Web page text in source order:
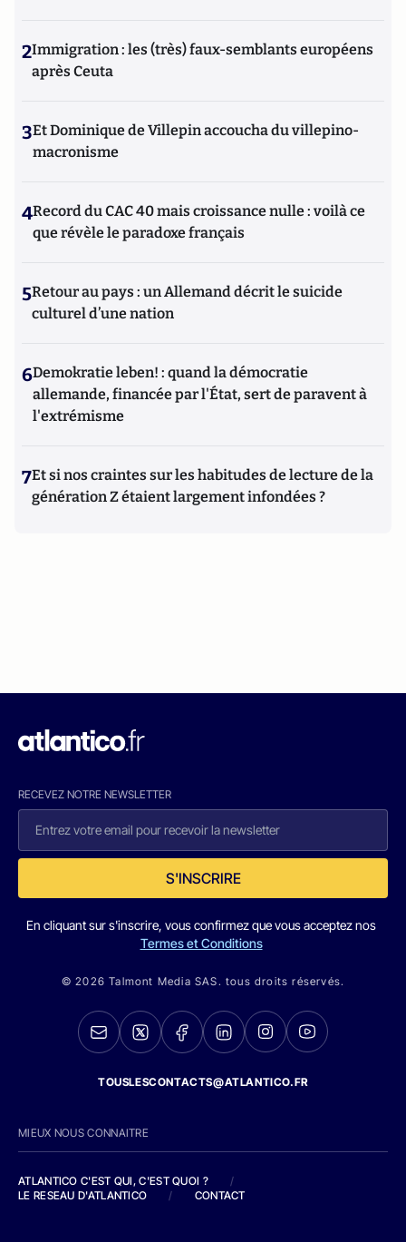
2Immigration : les (très) faux-semblants européens
après Ceuta
3Et Dominique de Villepin accoucha du villepino-
macronisme
4Record du CAC 40 mais croissance nulle : voilà ce
que révèle le paradoxe français
5Retour au pays : un Allemand décrit le suicide
culturel d’une nation
6Demokratie leben! : quand la démocratie
allemande, financée par l'État, sert de paravent à
l'extrémisme
7Et si nos craintes sur les habitudes de lecture de la
génération Z étaient largement infondées ?
RECEVEZ NOTRE NEWSLETTER
S'INSCRIRE
En cliquant sur s'inscrire, vous confirmez que vous acceptez nos
Termes et Conditions
© 2026 Talmont Media SAS. tous droits réservés.
TOUSLESCONTACTS@ATLANTICO.FR
MIEUX NOUS CONNAITRE
ATLANTICO C'EST QUI, C'EST QUOI ?
/
LE RESEAU D'ATLANTICO
/ CONTACT